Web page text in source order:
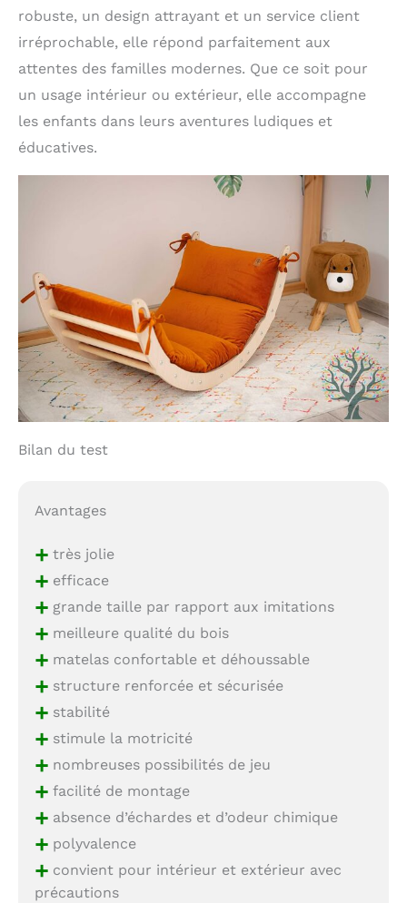
robuste, un design attrayant et un service client
irréprochable, elle répond parfaitement aux
attentes des familles modernes. Que ce soit pour
un usage intérieur ou extérieur, elle accompagne
les enfants dans leurs aventures ludiques et
éducatives.
Bilan du test
Avantages
+très jolie
+efficace
+grande taille par rapport aux imitations
+meilleure qualité du bois
+matelas confortable et déhoussable
+structure renforcée et sécurisée
+stabilité
+stimule la motricité
+nombreuses possibilités de jeu
+facilité de montage
+absence d’échardes et d’odeur chimique
+polyvalence
+convient pour intérieur et extérieur avec
précautions